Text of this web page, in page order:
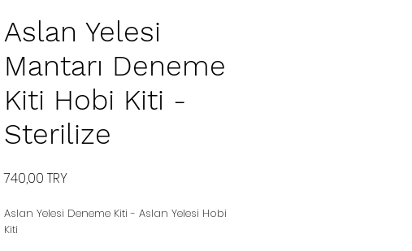
Aslan Yelesi
Mantarı Deneme
Kiti Hobi Kiti -
Sterilize
740,00 TRYPreis
Aslan Yelesi Deneme Kiti - Aslan Yelesi Hobi
Kiti